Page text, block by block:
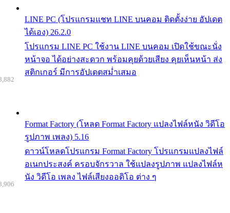
LINE PC (โปรแกรมแชท LINE บนคอม ติดตั้งง่าย อัปเดต
ได้เอง) 26.2.0
โปรแกรม LINE PC ใช้งาน LINE บนคอม เปิดใช้ขณะนั่ง
หน้าจอ ได้อย่างสะดวก พร้อมคุยด้วยเสียง คุยเห็นหน้า ส่ง
สติกเกอร์ มีการอัปเดตสม่ำเสมอ
Format Factory (โหลด Format Factory แปลงไฟล์หนัง วิดีโอ
รูปภาพ เพลง) 5.16
ดาวน์โหลดโปรแกรม Format Factory โปรแกรมแปลงไฟล์
อเนกประสงค์ ครอบจักรวาล ใช้แปลงรูปภาพ แปลงไฟล์ห
นัง วิดีโอ เพลง ไฟล์เสียงออดิโอ ต่าง ๆ